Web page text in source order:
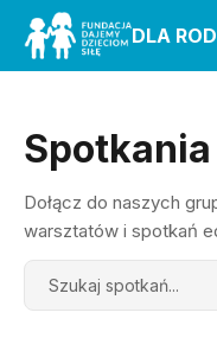
DLA
Dołącz do naszych
warsztatów i spotkań
Search